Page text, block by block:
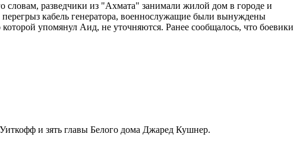
словам, разведчики из "Ахмата" занимали жилой дом в городе и
перегрыз кабель генератора, военнослужащие были вынуждены
упомянул Аид, не уточняются. Ранее сообщалось, что боевики
и зять главы Белого дома Джаред Кушнер.